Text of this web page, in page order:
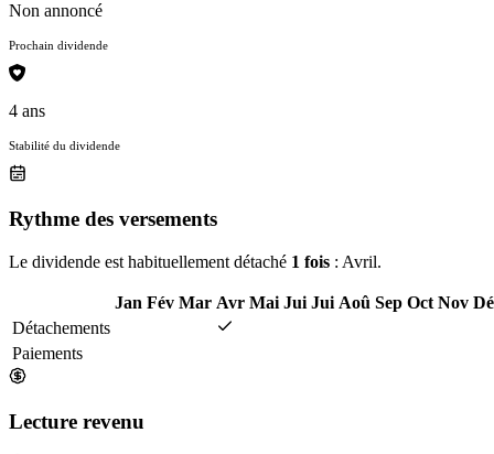
Non annoncé
Prochain dividende
4 ans
Stabilité du dividende
Rythme des versements
Le dividende est habituellement détaché 1 fois : Avril.
Jan Fév Mar Avr Mai Jui Jui Aoû Sep Oct Nov
Détachements
Paiements
Lecture revenu